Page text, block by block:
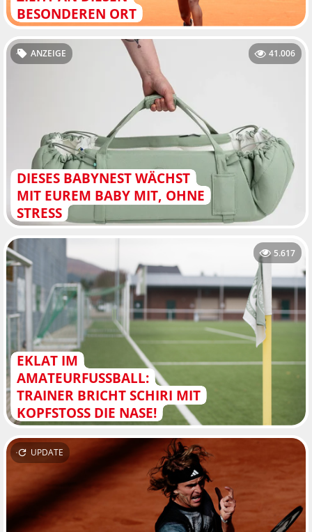
BESONDEREN ORT
DIESES BABYNEST WÄCHST
MIT EUREM BABY MIT, OHNE
STRESS
ANZEIGE 41.006
EKLAT IM
AMATEURFUSSBALL: T
RAINER BRICHT SCHIRI MIT K
OPFSTOSS DIE NASE!
5.617
UPDATE